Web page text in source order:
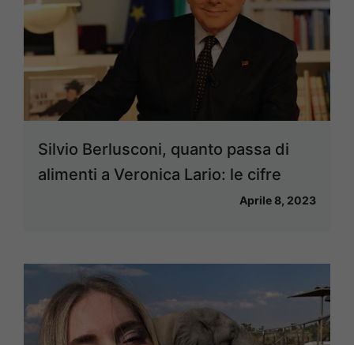
Silvio Berlusconi, quanto passa di
alimenti a Veronica Lario: le cifre
Aprile 8, 2023